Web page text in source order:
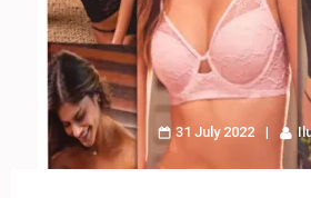
31 July 2022